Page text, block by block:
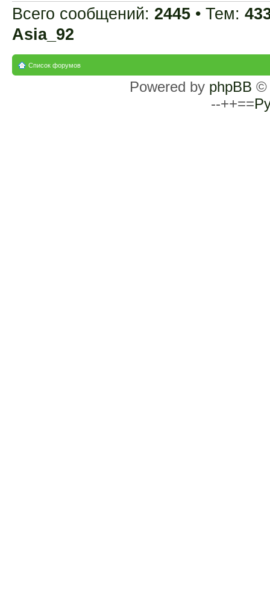
Всего сообщений: 2445 • Тем:
Asia_92
Список форумов
Powered by phpBB ©
--++==